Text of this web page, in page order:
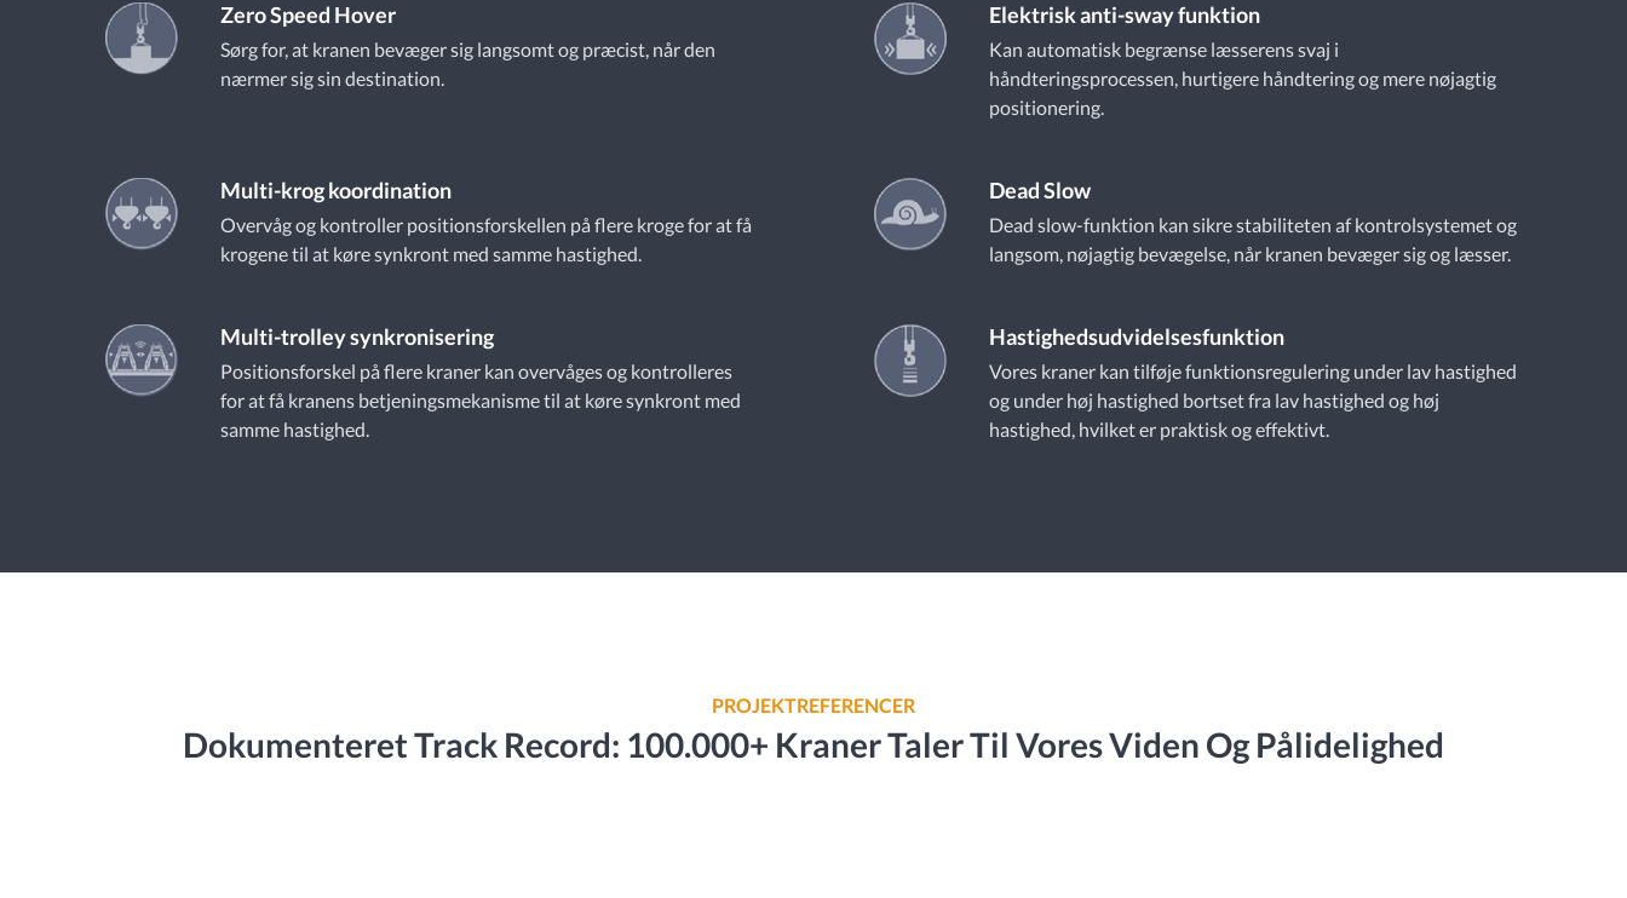
Zero Speed Hover
Sørg for, at kranen bevæger sig langsomt og præcist, når den
nærmer sig sin destination.
Elektrisk anti-sway funktion
Kan automatisk begrænse læsserens svaj i
håndteringsprocessen, hurtigere håndtering og mere nøjagtig
positionering.
Multi-krog koordination
Overvåg og kontroller positionsforskellen på flere kroge for at få
krogene til at køre synkront med samme hastighed.
Dead Slow
Dead slow-funktion kan sikre stabiliteten af kontrolsystemet og
langsom, nøjagtig bevægelse, når kranen bevæger sig og læsser.
Multi-trolley synkronisering
Positionsforskel på flere kraner kan overvåges og kontrolleres
for at få kranens betjeningsmekanisme til at køre synkront med
samme hastighed.
Hastighedsudvidelsesfunktion
Vores kraner kan tilføje funktionsregulering under lav hastighed
og under høj hastighed bortset fra lav hastighed og høj
hastighed, hvilket er praktisk og effektivt.
PROJEKTREFERENCER
Dokumenteret Track Record: 100.000+ Kraner Taler Til Vores Viden Og Pålidelighed